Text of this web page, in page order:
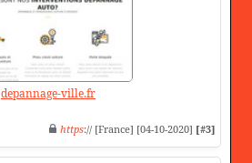
depannage-ville.fr
https:// [France] [04-10-2020] [#3]